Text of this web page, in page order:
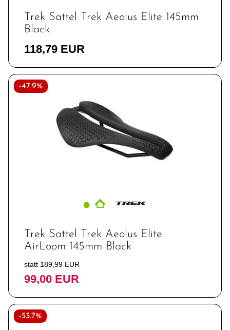
Trek Sattel Trek Aeolus Elite 145mm
Black
118,79 EUR
-47.9%
Trek Sattel Trek Aeolus Elite
AirLoom 145mm Black
statt 189,99 EUR
99,00 EUR
-53.7%